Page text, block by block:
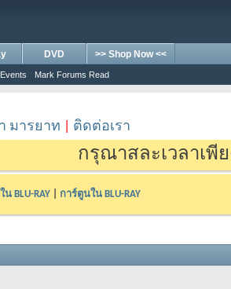
Mark Forums Read
DVD >> Shop Now <<
มารยาท ติดต่อเรา
กรุณาสละเวลาเพีย
BLU-RAY การ์ตูนใน BLU-RAY